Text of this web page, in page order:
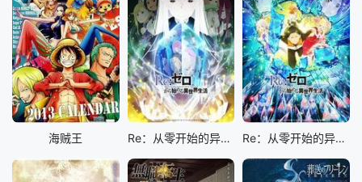
海贼王 Re：从零开始的异世界生活 第二季 Re：从零开始的异世界生活 第二季 Part.2